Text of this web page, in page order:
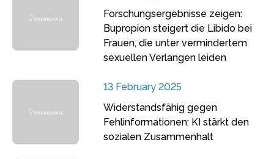
Forschungsergebnisse zeigen:
Bupropion steigert die Libido bei
Frauen, die unter vermindertem
sexuellen Verlangen leiden
13 February 2025
Widerstandsfähig gegen
Fehlinformationen: KI stärkt den
sozialen Zusammenhalt